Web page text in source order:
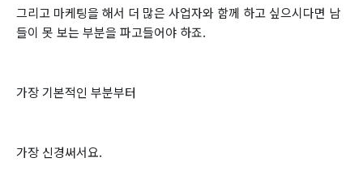
그리고 마케팅을 해서 더 많은 사업자와 함께 하고 싶으시다면 남
들이 못 보는 부분을 파고들어야 하죠.
가장 기본적인 부분부터
가장 신경써서요.